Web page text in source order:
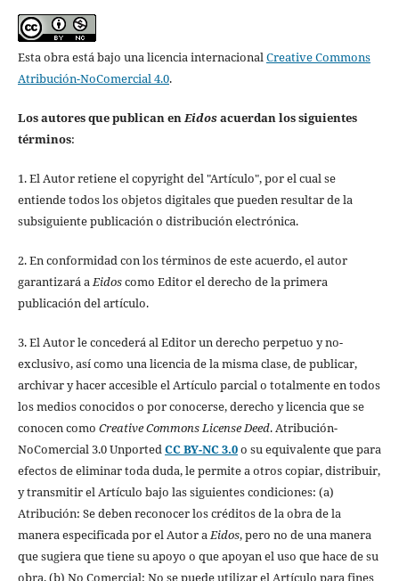
Esta obra está bajo una licencia internacionalCreative Commons
Atribución-NoComercial 4.0.
Los autores que publican enEidosacuerdan los siguientes
términos:
1. El Autor retiene el copyright del "Artículo", por el cual se
entiende todos los objetos digitales que pueden resultar de la
subsiguiente publicación o distribución electrónica.
2. En conformidad con los términos de este acuerdo, el autor
garantizará aEidoscomo Editor el derecho de la primera
publicación del artículo.
3. El Autor le concederá al Editor un derecho perpetuo y no-
exclusivo, así como una licencia de la misma clase, de publicar,
archivar y hacer accesible el Artículo parcial o totalmente en todos
los medios conocidos o por conocerse, derecho y licencia que se
conocen como Creative Commons License Deed. Atribución-
NoComercial 3.0 UnportedCC BY-NC 3.0o su equivalente que para
efectos de eliminar toda duda, le permite a otros copiar, distribuir,
y transmitir el Artículo bajo las siguientes condiciones: (a)
Atribución: Se deben reconocer los créditos de la obra de la
manera especificada por el Autor aEidos, pero no de una manera
que sugiera que tiene su apoyo o que apoyan el uso que hace de su
obra. (b) No Comercial: No se puede utilizar el Artículo para fines